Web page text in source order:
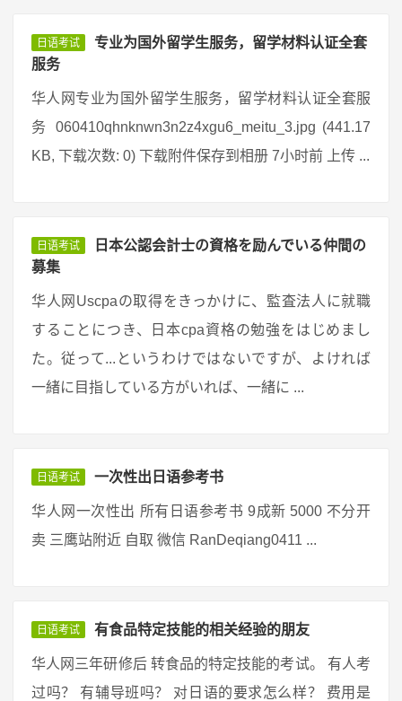
日语考试
专业为国外留学生服务，留学材料认证全套
服务
华人网专业为国外留学生服务，留学材料认证全套服
务 060410qhnknwn3n2z4xgu6_meitu_3.jpg (441.17
KB, 下载次数: 0) 下载附件保存到相册 7小时前 上传 ...
日语考试
日本公認会計士の資格を励んでいる仲間の
募集
华人网Uscpaの取得をきっかけに、監査法人に就職
することにつき、日本cpa資格の勉強をはじめまし
た。従って...というわけではないですが、よければ
一緒に目指している方がいれば、一緒に ...
日语考试 一次性出日语参考书
华人网一次性出 所有日语参考书 9成新 5000 不分开
卖 三鹰站附近 自取 微信 RanDeqiang0411 ...
日语考试 有食品特定技能的相关经验的朋友
华人网三年研修后 转食品的特定技能的考试。 有人考
过吗？ 有辅导班吗？ 对日语的要求怎么样？ 费用是